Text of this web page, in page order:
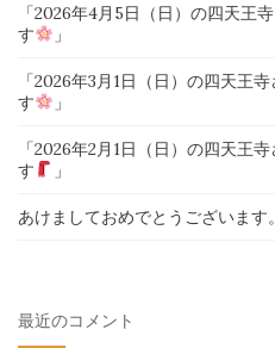
「2026年4月5日（日）の四天王
す
」
「2026年3月1日（日）の四天王
す
」
「2026年2月1日（日）の四天王
す
」
あけましておめでとうございます。
最近のコメント